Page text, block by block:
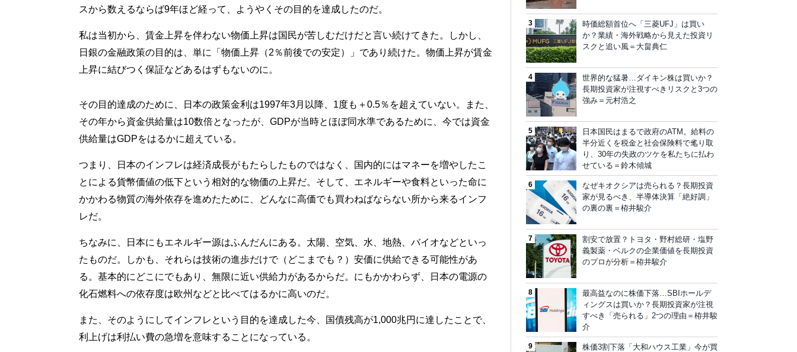
スから数えるならば9年ほど経って、ようやくその目的を達成したのだ。
私は当初から、賃金上昇を伴わない物価上昇は国民が苦しむだけだと言い続けてきた。しかし、
日銀の金融政策の目的は、単に「物価上昇（2％前後での安定）」であり続けた。物価上昇が賃金
上昇に結びつく保証などあるはずもないのに。
その目的達成のために、日本の政策金利は1997年3月以降、1度も＋0.5％を超えていない。また、
その年から資金供給量は10数倍となったが、GDPが当時とほぼ同水準であるために、今では資金
供給量はGDPをはるかに超えている。
つまり、日本のインフレは経済成長がもたらしたものではなく、国内的にはマネーを増やしたこ
とによる貨幣価値の低下という相対的な物価の上昇だ。そして、エネルギーや食料といった命に
かかわる物質の海外依存を進めたために、どんなに高価でも買わねばならない所から来るインフ
レだ。
ちなみに、日本にもエネルギー源はふんだんにある。太陽、空気、水、地熱、バイオなどといっ
たものだ。しかも、それらは技術の進歩だけで（どこまでも？）安価に供給できる可能性があ
る。基本的にどこにでもあり、無限に近い供給力があるからだ。にもかかわらず、日本の電源の
化石燃料への依存度は欧州などと比べてはるかに高いのだ。
また、そのようにしてインフレという目的を達成した今、国債残高が1,000兆円に達したことで、
利上げは利払い費の急増を意味することになっている。
時価総額首位へ「三菱UFJ」は買い
か？業績・海外戦略から見えた投資リ
スクと追い風＝大畠典仁
世界的な猛暑…ダイキン株は買いか？
長期投資家が注視すべきリスクと3つの
強み＝元村浩之
日本国民はまるで政府のATM。給料の
半分近くを税金と社会保険料で毟り取
り、30年の失政のツケを私たちに払わ
せている＝鈴木傾城
なぜキオクシアは売られる？長期投資
家が見るべき、半導体決算「絶好調」
の裏の裏＝栫井駿介
割安で放置？トヨタ・野村総研・塩野
義製薬・ベルクの企業価値を長期投資
のプロが分析＝栫井駿介
最高益なのに株価下落…SBIホールデ
ィングスは買いか？長期投資家が注視
すべき「売られる」2つの理由＝栫井駿
介
株価3割下落「大和ハウス工業」今が買